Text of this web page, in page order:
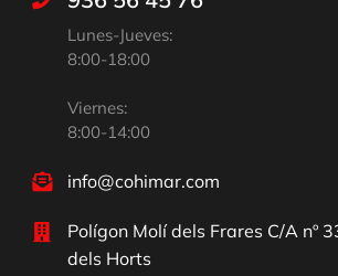
Lunes-Jueves:
8:00-18:00
Viernes:
8:00-14:00
info@cohimar.com
Polígon Molí dels Frares C/A nº
dels Horts